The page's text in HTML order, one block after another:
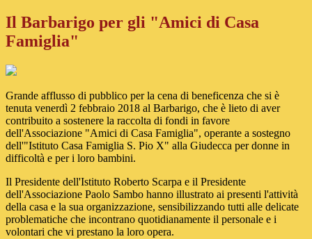
Il Barbarigo per gli "Amici di Casa
Famiglia"
Grande afflusso di pubblico per la cena di beneficenza che si è
tenuta venerdì 2 febbraio 2018 al Barbarigo, che è lieto di aver
contribuito a sostenere la raccolta di fondi in favore
dell'Associazione "Amici di Casa Famiglia", operante a sostegno
dell'"Istituto Casa Famiglia S. Pio X" alla Giudecca per donne in
difficoltà e per i loro bambini.
Il Presidente dell'Istituto Roberto Scarpa e il Presidente
dell'Associazione Paolo Sambo hanno illustrato ai presenti l'attività
della casa e la sua organizzazione, sensibilizzando tutti alle delicate
problematiche che incontrano quotidianamente il personale e i
volontari che vi prestano la loro opera.